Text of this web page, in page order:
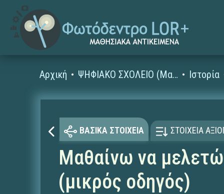
Αρχική ΨΗΦΙΑΚΟ ΣΧΟΛΕΙΟ (Μαθησιακά Αντικείμενα) Ιστορία
ΒΑΣΙΚΑ ΣΤΟΙΧΕΙΑ ΣΤΟΙΧΕΙΑ
Μαθαίνω να μελετώ
(μικρός οδηγός)